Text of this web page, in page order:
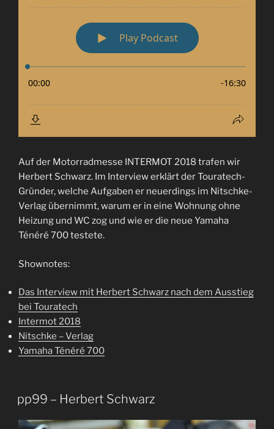
Auf der Motorradmesse INTERMOT 2018 trafen wir
Herbert Schwarz. Im Interview erklärt der Touratech-
Gründer, welche Aufgaben er neuerdings im Nitschke-
Verlag übernimmt, warum er in eine Wohnung ohne
Heizung und WC zog und wie er die neue Yamaha
Ténéré 700 testete.
Shownotes:
Das Interview mit Herbert Schwarz nach dem Ausstieg
bei Touratech
Intermot 2018
Nitschke – Verlag
Yamaha Ténéré 700
pp99 – Herbert Schwarz